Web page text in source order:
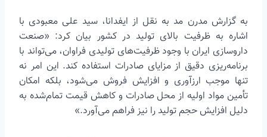
به گزارش مدرن مد به نقل از ایفدانا، سید علی معبودی با
اشاره به ظرفیت بالای تولید در کشور بیان کرد: «صنعت
داروسازی ایران با وجود ظرفیت‌های تولیدی فراوان، می‌تواند با
برنامه‌ریزی دقیق از مزایای صادرات استفاده کند. این امر نه
تنها موجب ارزآوری و افزایش فروش می‌شود، بلکه امکان
تأمین مواد اولیه از محل صادرات و کاهش قیمت تمام‌شده به
دلیل افزایش حجم تولید را نیز فراهم می‌آورد.»